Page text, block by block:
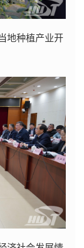
地种植产业开